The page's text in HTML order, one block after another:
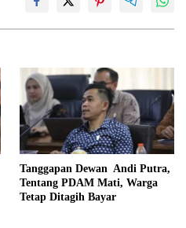
Tanggapan Dewan Andi Putra,
Tentang PDAM Mati, Warga
Tetap Ditagih Bayar